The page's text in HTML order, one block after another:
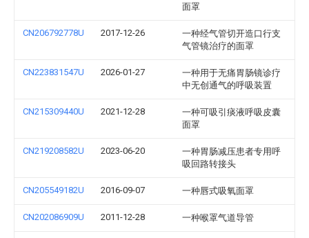
面罩
CN206792778U 2017-12-26
一种经气管切开造口行支
气管镜治疗的面罩
CN223831547U 2026-01-27
一种用于无痛胃肠镜诊疗
中无创通气的呼吸装置
CN215309440U 2021-12-28
一种可吸引痰液呼吸皮囊
面罩
CN219208582U 2023-06-20
一种胃肠减压患者专用呼
吸回路转接头
CN205549182U 2016-09-07 一种唇式吸氧面罩
CN202086909U 2011-12-28 一种喉罩气道导管